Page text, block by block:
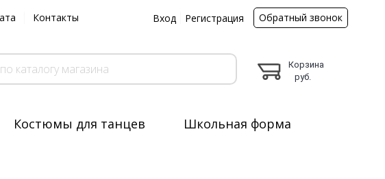
Контакты Вход Регистрация Обратный звонок
Корзина
руб.
Костюмы для танцев Школьная форма